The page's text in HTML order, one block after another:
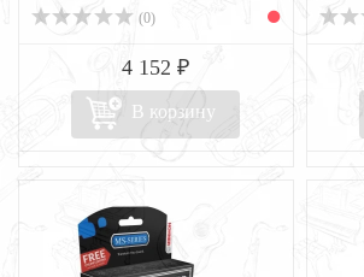
(0)
4 152 ₽
В корзину